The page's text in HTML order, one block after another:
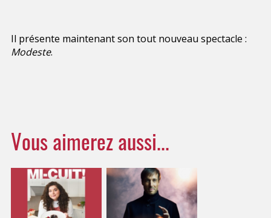
Il présente maintenant son tout nouveau spectacle :
Modeste.
Vous aimerez aussi...